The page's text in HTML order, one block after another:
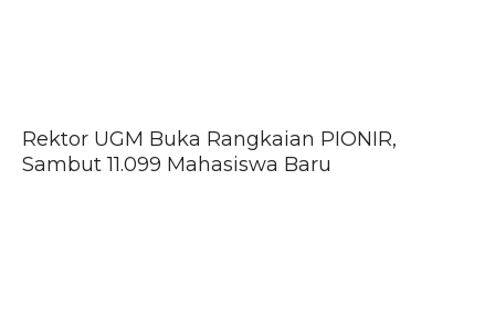
Rektor UGM Buka Rangkaian PIONIR,
Sambut 11.099 Mahasiswa Baru